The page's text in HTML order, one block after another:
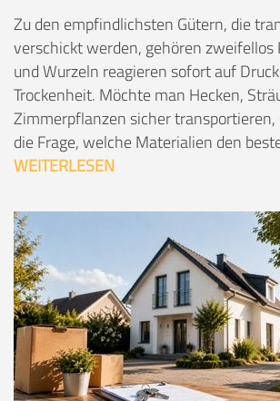
Zu den empfindlichsten Gütern, die
verschickt werden, gehören
und Wurzeln reagieren sofort auf
Trockenheit. Möchte man Hecken,
Zimmerpflanzen sicher
die Frage, welche Materialien den
WEITERLESEN